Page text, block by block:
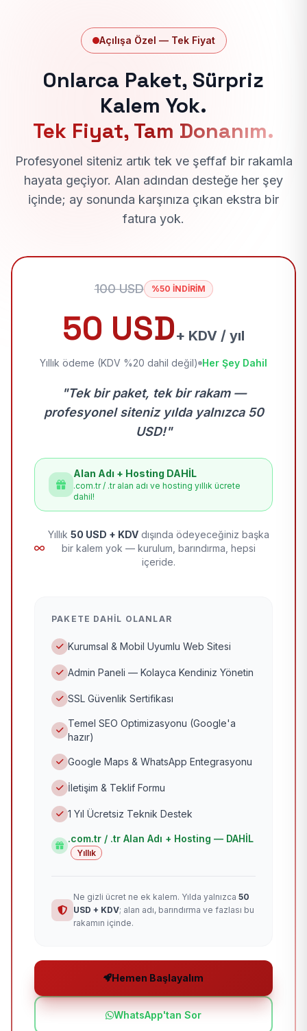
Açılışa Özel — Tek Fiyat
Onlarca Paket, Sürpriz
Kalem Yok.
Tek Fiyat, Tam Donanım.
Profesyonel siteniz artık tek ve şeffaf bir rakamla
hayata geçiyor. Alan adından desteğe her şey
içinde; ay sonunda karşınıza çıkan ekstra bir
fatura yok.
100 USD %50 İNDİRİM
50 USD+ KDV / yıl
Yıllık ödeme (KDV %20 dahil değil) Her Şey Dahil
"Tek bir paket, tek bir rakam —
profesyonel siteniz yılda yalnızca 50
USD!"
Alan Adı + Hosting DAHİL
.com.tr / .tr alan adı ve hosting yıllık ücrete
dahil!
Yıllık 50 USD + KDV dışında ödeyeceğiniz başka
bir kalem yok — kurulum, barındırma, hepsi
içeride.
PAKETE DAHIL OLANLAR
Kurumsal & Mobil Uyumlu Web Sitesi
Admin Paneli — Kolayca Kendiniz Yönetin
SSL Güvenlik Sertifikası
Temel SEO Optimizasyonu (Google'a
hazır)
Google Maps & WhatsApp Entegrasyonu
İletişim & Teklif Formu
1 Yıl Ücretsiz Teknik Destek
.com.tr / .tr Alan Adı + Hosting — DAHİL
Yıllık
Ne gizli ücret ne ek kalem. Yılda yalnızca 50
USD + KDV; alan adı, barındırma ve fazlası bu
rakamın içinde.
Hemen Başlayalım
WhatsApp'tan Sor